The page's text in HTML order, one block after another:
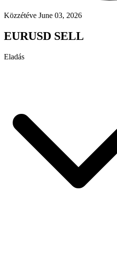
Közzétéve June 03, 2026
EURUSD SELL
Eladás